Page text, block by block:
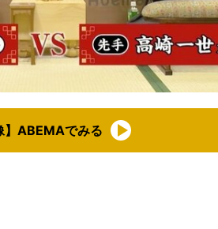
】ABEMAでみる